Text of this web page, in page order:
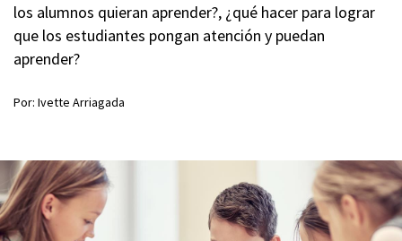
los alumnos quieran aprender?, ¿qué hacer para lograr
que los estudiantes pongan atención y puedan
aprender?
Por: Ivette Arriagada